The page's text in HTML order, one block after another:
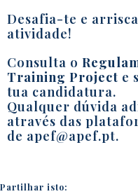
Desafia-te e
atividade!
Consulta o
Training Project e
tua candidatura.
Qualquer dúvida
através das
de apef@apef.pt.
Partilhar isto: